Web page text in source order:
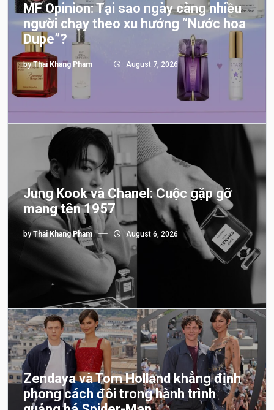
MF Opinion: Tại sao ngày càng nhiều
người chạy theo xu hướng “Nước hoa
Dupe”?
byThai Khang Pham August 7, 2026
Jung Kook và Chanel: Cuộc gặp gỡ
mang tên 1957
byThai Khang Pham August 6, 2026
Zendaya và Tom Holland khẳng định
phong cách đôi trong hành trình